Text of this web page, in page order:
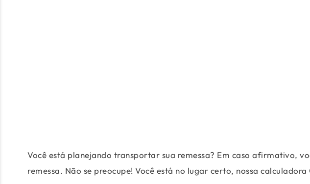
Você está planejando transportar sua remessa? Em caso afirmativo,
remessa. Não se preocupe! Você está no lugar certo, nossa